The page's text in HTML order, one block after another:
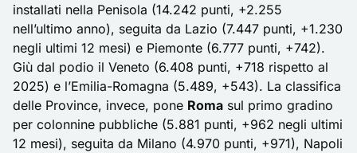
installati nella Penisola (14.242 punti, +2.255
nell’ultimo anno), seguita da Lazio (7.447 punti, +1.230
negli ultimi 12 mesi) e Piemonte (6.777 punti, +742).
Giù dal podio il Veneto (6.408 punti, +718 rispetto al
2025) e l’Emilia-Romagna (5.489, +543). La classifica
delle Province, invece, pone Roma sul primo gradino
per colonnine pubbliche (5.881 punti, +962 negli ultimi
12 mesi), seguita da Milano (4.970 punti, +971), Napoli